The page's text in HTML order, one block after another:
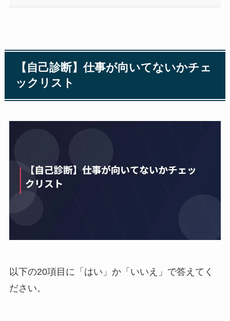
【自己診断】仕事が向いてないかチェ
ックリスト
以下の20項目に「はい」か「いいえ」で答えてく
ださい。